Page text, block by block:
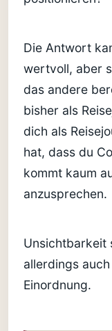
Die Antwort
wertvoll, aber
das andere
bisher als
dich als
hat, dass du
kommt kaum
anzusprechen.
Unsichtbarkeit
allerdings
Einordnung.